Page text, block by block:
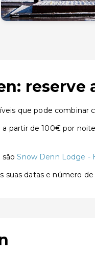
reserve
que pode
partir de 100€ por
sãoSnow Denn Lodge -
suas datas e número